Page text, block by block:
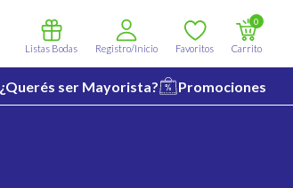
Listas Bodas Registro/Inicio Favoritos Carrito
0
¿Querés ser Mayorista? Promociones